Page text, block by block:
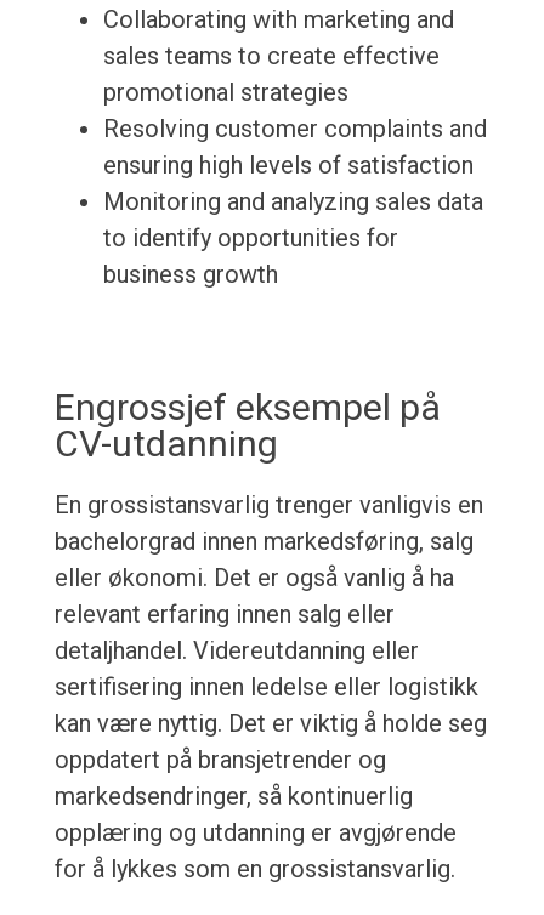
Collaborating with marketing and
sales teams to create effective
promotional strategies
Resolving customer complaints and
ensuring high levels of satisfaction
Monitoring and analyzing sales data
to identify opportunities for
business growth
Engrossjef eksempel på
CV-utdanning
En grossistansvarlig trenger vanligvis en
bachelorgrad innen markedsføring, salg
eller økonomi. Det er også vanlig å ha
relevant erfaring innen salg eller
detaljhandel. Videreutdanning eller
sertifisering innen ledelse eller logistikk
kan være nyttig. Det er viktig å holde seg
oppdatert på bransjetrender og
markedsendringer, så kontinuerlig
opplæring og utdanning er avgjørende
for å lykkes som en grossistansvarlig.